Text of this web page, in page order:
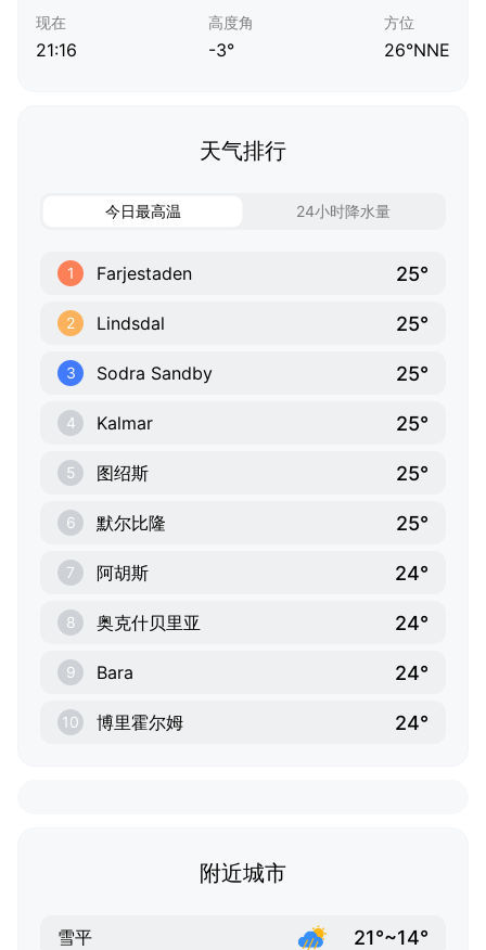
现在
21:16
高度角
-3°
方位
26°NNE
天气排行
今日最高温 24小时降水量
1 Farjestaden 25°
2 Lindsdal 25°
3 Sodra Sandby 25°
4 Kalmar 25°
5 图绍斯 25°
6 默尔比隆 25°
7 阿胡斯 24°
8 奥克什贝里亚 24°
9 Bara 24°
10 博里霍尔姆 24°
附近城市
雪平 21°~14°